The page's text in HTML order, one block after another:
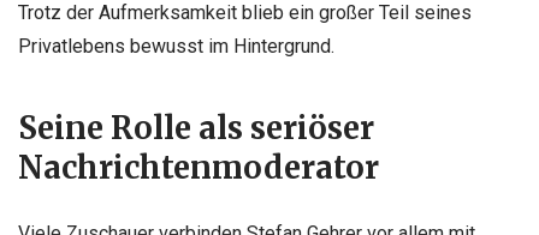
Trotz der Aufmerksamkeit blieb ein großer Teil seines
Privatlebens bewusst im Hintergrund.
Seine Rolle als seriöser
Nachrichtenmoderator